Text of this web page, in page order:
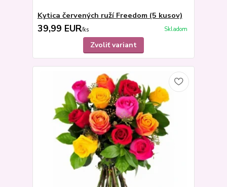
Kytica červených ruží Freedom (5 kusov)
39,99 EUR/ks Skladom
Zvoliť variant